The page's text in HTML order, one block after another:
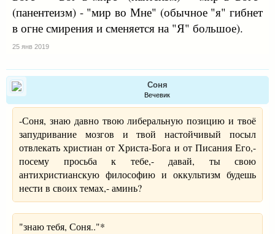
(панентеизм) - "мир во Мне" (обычное "я" гибнет
в огне смирения и сменяется на "Я" большое).
25 янв 2019
Соня
Вечевик
-Соня, знаю давно твою либеральную позицию и твоё
запудривание мозгов и твой настойчивый посыл
отвлекать христиан от Христа-Бога и от Писания Его,-
посему просьба к тебе,- давай, ты свою
антихристианскую философию и оккультизм будешь
нести в своих темах,- аминь?
"знаю тебя, Соня.."*